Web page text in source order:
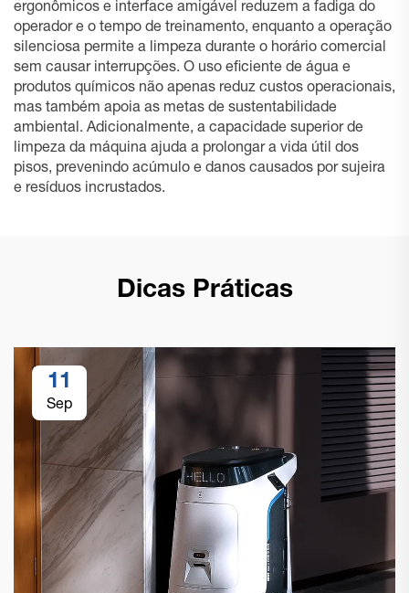
ergonômicos e interface amigável reduzem a fadiga do
operador e o tempo de treinamento, enquanto a operação
silenciosa permite a limpeza durante o horário comercial
sem causar interrupções. O uso eficiente de água e
produtos químicos não apenas reduz custos operacionais,
mas também apoia as metas de sustentabilidade
ambiental. Adicionalmente, a capacidade superior de
limpeza da máquina ajuda a prolongar a vida útil dos
pisos, prevenindo acúmulo e danos causados por sujeira
e resíduos incrustados.
Dicas Práticas
11
Sep